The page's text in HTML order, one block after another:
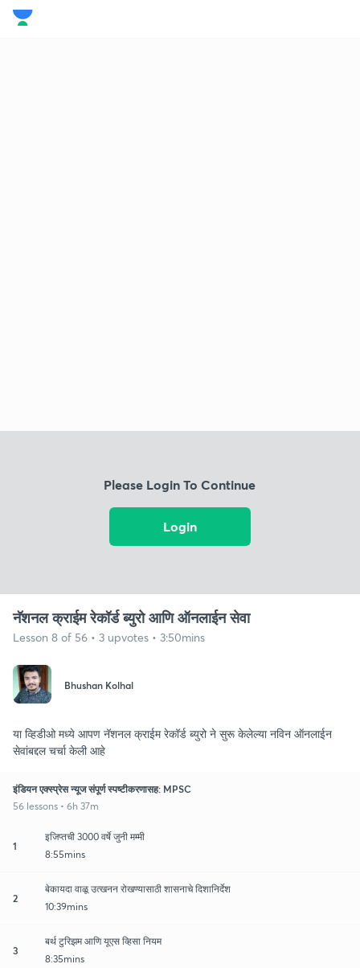
Please Login To Continue
Login
नॅशनल क्राईम रेकॉर्ड ब्युरो आणि ऑनलाईन सेवा
Lesson 8 of 56 • 3 upvotes • 3:50mins
Bhushan Kolhal
या व्हिडीओ मध्ये आपण नॅशनल क्राईम रेकॉर्ड ब्युरो ने सुरू केलेल्या नविन ऑनलाईन
सेवांबद्दल चर्चा केली आहे
इंडियन एक्स्प्रेस न्यूज संपूर्ण स्पष्टीकरणासह: MPSC
56 lessons • 6h 37m
1
इजिप्तची 3000 वर्षे जुनी मम्मी
8:55mins
2
बेकायदा वाळू उत्खनन रोखण्यासाठी शासनाचे दिशानिर्देश
10:39mins
3
बर्थ टुरिझम आणि यूएस व्हिसा नियम
8:35mins